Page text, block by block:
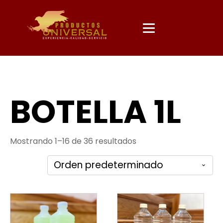
BOTELLA 1L
Mostrando 1–16 de 36 resultados
Este
producto
Este
producto